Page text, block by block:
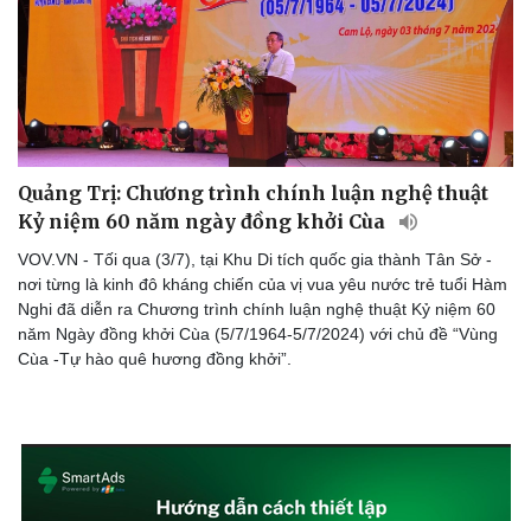
Quảng Trị: Chương trình chính luận nghệ thuật
Kỷ niệm 60 năm ngày đồng khởi Cùa
VOV.VN - Tối qua (3/7), tại Khu Di tích quốc gia thành Tân Sở -
nơi từng là kinh đô kháng chiến của vị vua yêu nước trẻ tuổi Hàm
Nghi đã diễn ra Chương trình chính luận nghệ thuật Kỷ niệm 60
năm Ngày đồng khởi Cùa (5/7/1964-5/7/2024) với chủ đề “Vùng
Cùa -Tự hào quê hương đồng khởi”.